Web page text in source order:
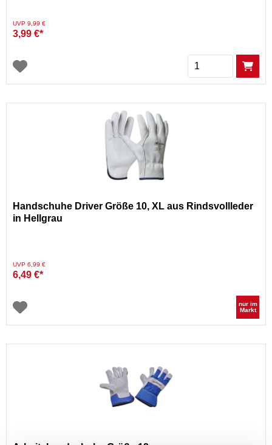
Preis reduziert von
UVP 9,99 €auf
3,99 €*
Menge
Handschuhe Driver Größe 10, XL aus Rindsvollleder
in Hellgrau
Preis reduziert von
UVP 6,99 €auf
6,49 €*
nur im
Markt